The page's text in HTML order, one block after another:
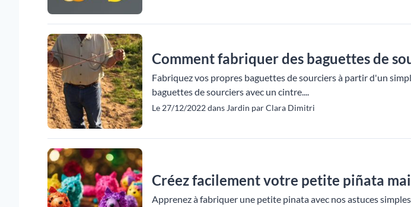
Comment fabriquer des baguettes de
Fabriquez vos propres baguettes de sourciers à partir d'un
baguettes de sourciers avec un cintre....
Le 27/12/2022 dans Jardin par Clara Dimitri
Créez facilement votre petite piñata
Apprenez à fabriquer une petite pinata avec nos astuces